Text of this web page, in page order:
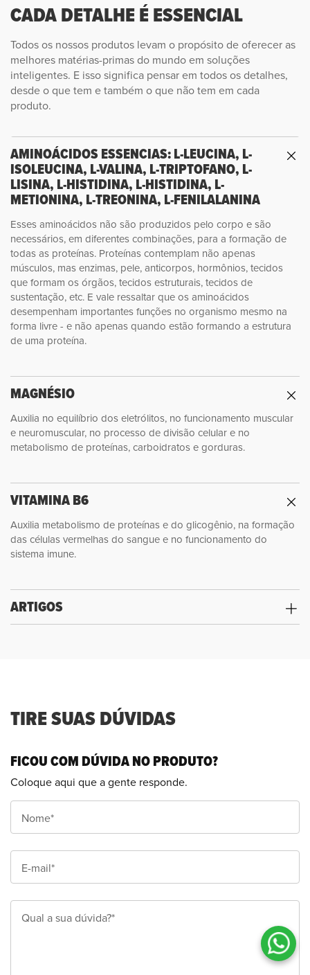
CADA DETALHE É ESSENCIAL
Todos os nossos produtos levam o propósito de oferecer as
melhores matérias-primas do mundo em soluções
inteligentes. E isso significa pensar em todos os detalhes,
desde o que tem e também o que não tem em cada
produto.
AMINOÁCIDOS ESSENCIAS: L-LEUCINA, L-
ISOLEUCINA, L-VALINA, L-TRIPTOFANO, L-
LISINA, L-HISTIDINA, L-HISTIDINA, L-
METIONINA, L-TREONINA, L-FENILALANINA
Esses aminoácidos não são produzidos pelo corpo e são
necessários, em diferentes combinações, para a formação de
todas as proteínas. Proteínas contemplam não apenas
músculos, mas enzimas, pele, anticorpos, hormônios, tecidos
que formam os órgãos, tecidos estruturais, tecidos de
sustentação, etc. E vale ressaltar que os aminoácidos
desempenham importantes funções no organismo mesmo na
forma livre - e não apenas quando estão formando a estrutura
de uma proteína.
MAGNÉSIO
Auxilia no equilíbrio dos eletrólitos, no funcionamento muscular
e neuromuscular, no processo de divisão celular e no
metabolismo de proteínas, carboidratos e gorduras.
VITAMINA B6
Auxilia metabolismo de proteínas e do glicogênio, na formação
das células vermelhas do sangue e no funcionamento do
sistema imune.
ARTIGOS
TIRE SUAS DÚVIDAS
FICOU COM DÚVIDA NO PRODUTO?
Coloque aqui que a gente responde.
Nome*
E-mail*
Qual a sua dúvida?*